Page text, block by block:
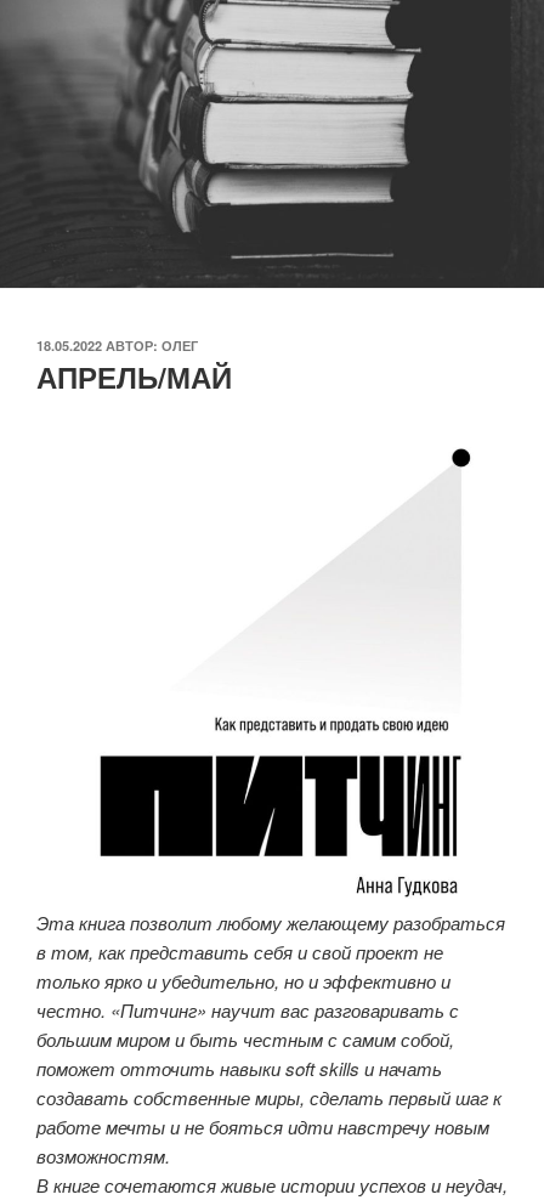
ОПУБЛИКОВАНО
18.05.2022 АВТОР: ОЛЕГ
АПРЕЛЬ/МАЙ
Эта книга позволит любому желающему разобраться
в том, как представить себя и свой проект не
только ярко и убедительно, но и эффективно и
честно. «Питчинг» научит вас разговаривать с
большим миром и быть честным с самим собой,
поможет отточить навыки soft skills и начать
создавать собственные миры, сделать первый шаг к
работе мечты и не бояться идти навстречу новым
возможностям.
В книге сочетаются живые истории успехов и неудач,